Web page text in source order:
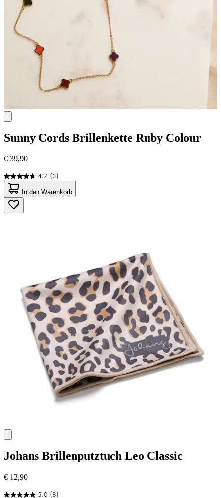
Sunny Cords Brillenkette Ruby Colour
€ 39,90
4.7 (3)
4.7
von
5
Sternen.
3
In den Warenkorb
Johans Brillenputztuch Leo Classic
€ 12,90
5.0 (8)